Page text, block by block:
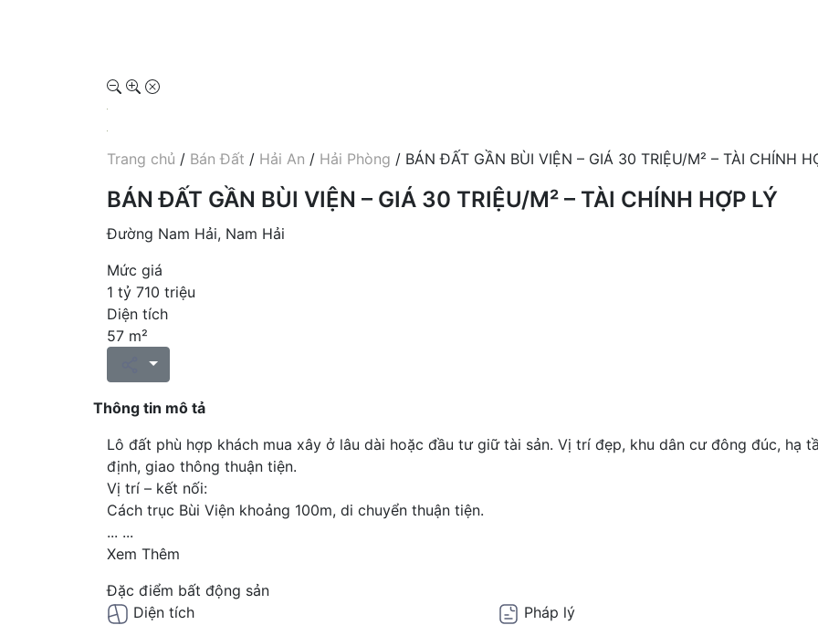
Trang chủ / Bán Đất / Hải An / Hải Phòng / BÁN ĐẤT GẦN BÙI VIỆN – GIÁ 30 TRIỆU/M² – TÀI CHÍNH
BÁN ĐẤT GẦN BÙI VIỆN – GIÁ 30 TRIỆU/M² – TÀI CHÍNH HỢP LÝ
Đường Nam Hải, Nam Hải
Mức giá
1 tỷ 710 triệu
Diện tích
57 m²
Thông tin mô tả
Lô đất phù hợp khách mua xây ở lâu dài hoặc đầu tư giữ tài sản. Vị trí đẹp, khu dân cư đông đúc, hạ
định, giao thông thuận tiện.
Vị trí – kết nối:
Cách trục Bùi Viện khoảng 100m, di chuyển thuận tiện.
... ...
Xem Thêm
Đặc điểm bất động sản
Diện tích
Pháp lý